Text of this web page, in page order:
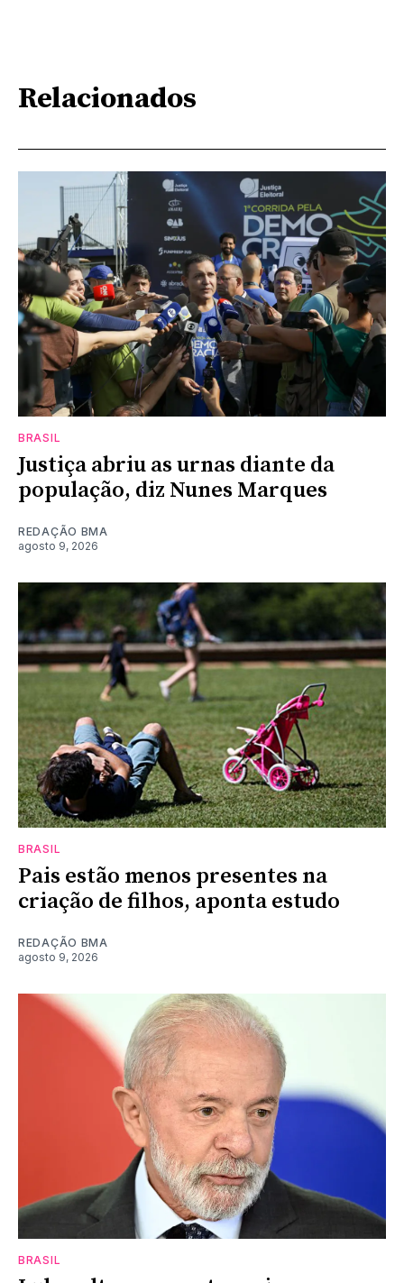
Relacionados
BRASIL
Justiça abriu as urnas diante da
população, diz Nunes Marques
REDAÇÃO BMA
agosto 9, 2026
BRASIL
Pais estão menos presentes na
criação de filhos, aponta estudo
REDAÇÃO BMA
agosto 9, 2026
BRASIL